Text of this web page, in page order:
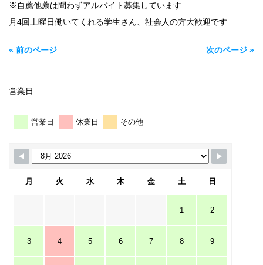
※自薦他薦は問わずアルバイト募集しています
月4回土曜日働いてくれる学生さん、社会人の方大歓迎です
« 前のページ 次のページ »
営業日
営業日 休業日 その他
月 火 水 木 金 土 日
1 2
3 4 5 6 7 8 9